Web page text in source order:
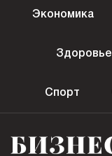
Экономика
Здоровье
Спорт